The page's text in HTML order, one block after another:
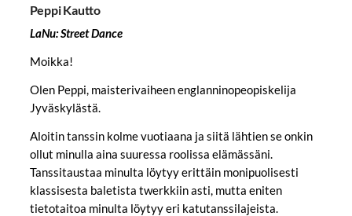
Peppi Kautto
LaNu: Street Dance
Moikka!
Olen Peppi, maisterivaiheen englanninopeopiskelija
Jyväskylästä.
Aloitin tanssin kolme vuotiaana ja siitä lähtien se onkin
ollut minulla aina suuressa roolissa elämässäni.
Tanssitaustaa minulta löytyy erittäin monipuolisesti
klassisesta baletista twerkkiin asti, mutta eniten
tietotaitoa minulta löytyy eri katutanssilajeista.